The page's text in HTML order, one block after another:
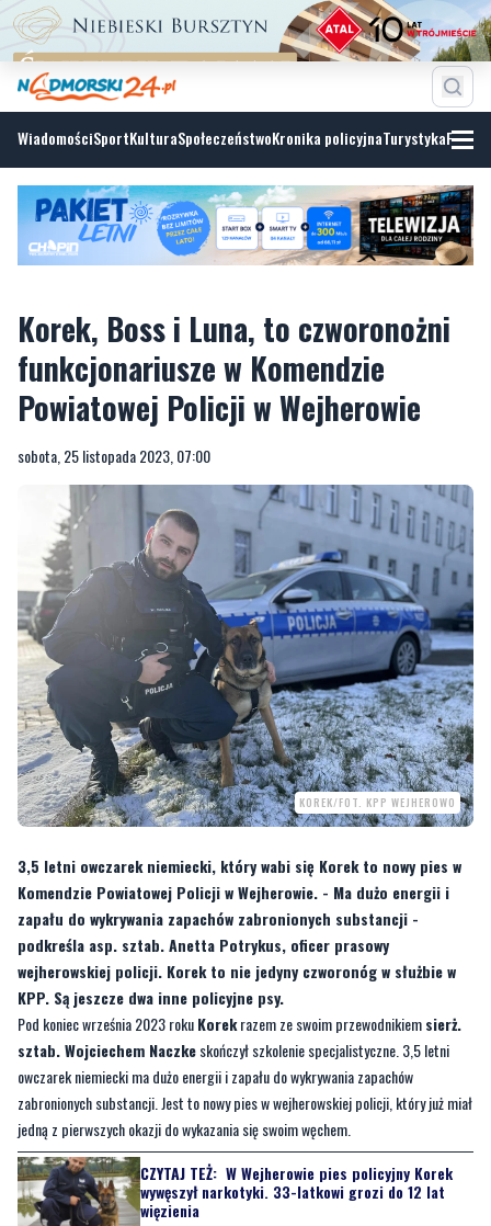
WiadomościSportKulturaSpołeczeństwoKronika policyjnaTurystyka
Korek, Boss i Luna, to czworonożni
Powiatowej Policji w Wejherowie
sobota, 25 listopada 2023, 07:00
KOREK/FOT. KPP WEJHEROWO
3,5 letni owczarek niemiecki, który wabi się Korek to nowy pies w
Komendzie Powiatowej Policji w Wejherowie. - Ma dużo energii i
podkreśla asp. sztab. Anetta Potrykus, oficer prasowy
wejherowskiej policji. Korek to nie jedyny czworonóg w służbie w
KPP. Są jeszcze dwa inne policyjne psy.
Pod koniec września 2023 rokuKorekrazem ze swoim przewodnikiem
sztab. Wojciechem Naczkeskończył szkolenie specjalistyczne. 3,5 letni
owczarek niemiecki ma dużo energii i zapału do wykrywania zapachów
zabronionych substancji. Jest to nowy pies w wejherowskiej policji, który już miał
jedną z pierwszych okazji do wykazania się swoim węchem.
CZYTAJ TEŻ:
W Wejherowie pies policyjny Korek
wywęszył narkotyki. 33-latkowi grozi do 12 lat
więzienia
W listopadzie w jednym z mieszkań w Wejherowie podczas policyjnej akcji
wywęszył narkotyki w szafie. Była to amfetamina oraz marihuana.